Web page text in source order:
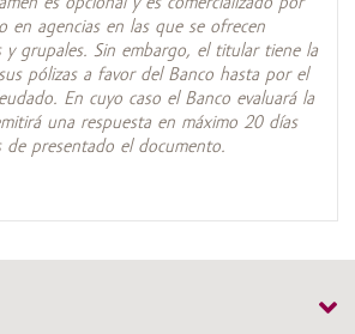
en agencias en las que se ofrecen
y grupales. Sin embargo, el titular tiene la
pólizas a favor del Banco hasta por el
En cuyo caso el Banco evaluará la
una respuesta en máximo 20 días
de presentado el documento.